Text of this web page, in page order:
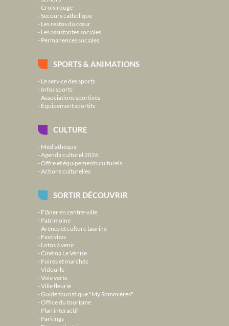
Croix rouge
Secours catholique
Les restos du cœur
Les assistantes sociales
Permanences sociales
SPORTS & ANIMATIONS
Le service des sports
Infos sports
Associations sportives
Équipement sportifs
CULTURE
Médiathèque
Agenda culturel 2026
Offre et équipements culturels
Actions culturelles
SORTIR DÉCOUVRIR
Flâner en centre-ville
Patrimoine
Arènes et culture taurine
Festivités
Lotos à venir
Cinéma Le Venise
Foires et marchés
Vidourle
Voie verte
Ville fleurie
Guide touristique "My Sommières"
Office du tourisme
Plan interactif
Parkings